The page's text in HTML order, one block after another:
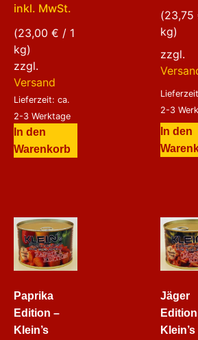
von 5
inkl. MwSt.
(23,00 € / 1
kg)
zzgl.
Versand
Lieferzeit: ca.
2-3 Werktage
In den
Warenkorb
(23,75
kg)
zzgl.
2-3
In den
Paprika
Edition –
Klein’s
Jäger
Klein’s